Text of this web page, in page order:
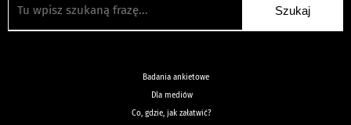
Badania ankietowe
Dla mediów
Co, gdzie, jak załatwić?